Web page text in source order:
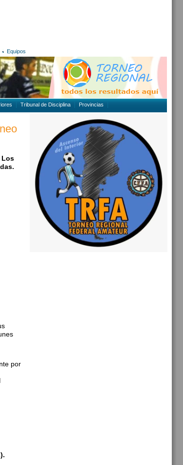
Equipos
Tribunal de Disciplina Provincias
Los
por